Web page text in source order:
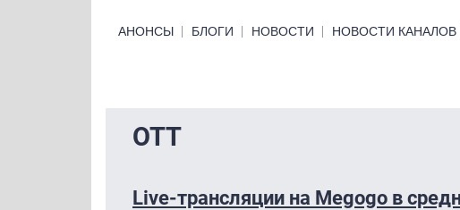
Primary links bottom
АНОНСЫ БЛОГИ НОВОСТИ НОВОСТИ КАНАЛОВ
ОТТ
Live-трансляции на Megogo в